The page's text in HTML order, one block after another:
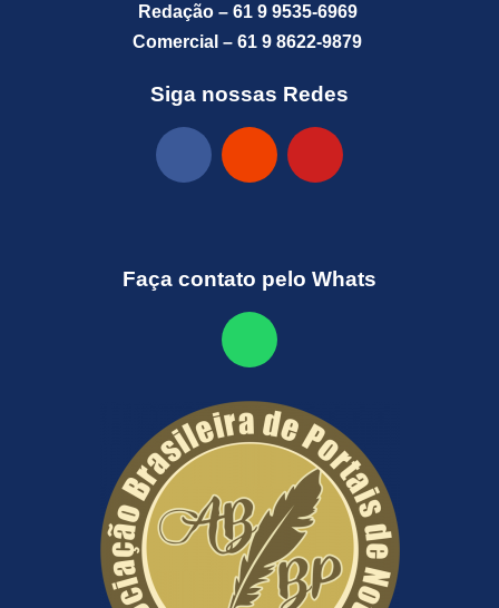
Redação – 61 9 9535-6969
Comercial – 61 9 8622-9879
Siga nossas Redes
Faça contato pelo Whats